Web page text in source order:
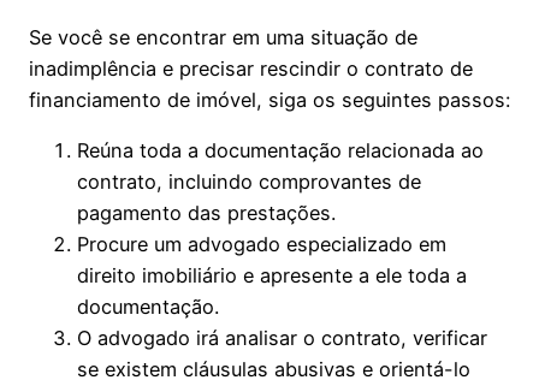
Se você se encontrar em uma situação de
inadimplência e precisar rescindir o contrato de
financiamento de imóvel, siga os seguintes passos:
Reúna toda a documentação relacionada ao
contrato, incluindo comprovantes de
pagamento das prestações.
Procure um advogado especializado em
direito imobiliário e apresente a ele toda a
documentação.
O advogado irá analisar o contrato, verificar
se existem cláusulas abusivas e orientá-lo